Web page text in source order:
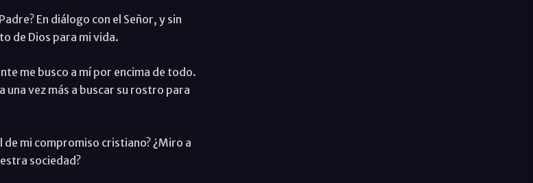
En diálogo con el Señor, y sin
de Dios para mi vida.
me busco a mí por encima de todo.
una vez más a buscar su rostro para
mi compromiso cristiano? ¿Miro a
sociedad?